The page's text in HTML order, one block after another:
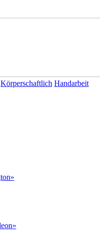
Körperschaftlich Handarbeit